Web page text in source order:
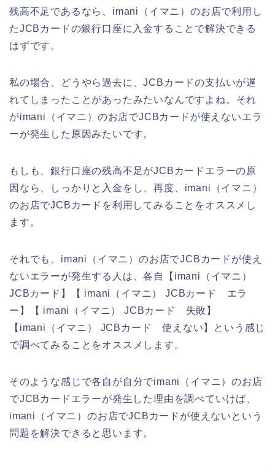
残高不足であるなら、imani（イマニ）のお店で利用し
たJCBカードの銀行口座に入金することで解決できる
はずです。
私の場合、どうやら過去に、JCBカードの支払いが遅
れてしまったことがあったみたいなんですよね。それ
がimani（イマニ）のお店でJCBカードが使えないエラ
ーが発生した原因みたいです。
もしも、銀行口座の残高不足がJCBカードエラーの原
因なら、しっかりと入金をし、再度、imani（イマニ）
のお店でJCBカードを利用してみることをオススメし
ます。
それでも、imani（イマニ）のお店でJCBカードが使え
ないエラーが発生する人は、各自【imani（イマニ）
JCBカード】【 imani（イマニ） JCBカード エラ
ー】【 imani（イマニ） JCBカード 失敗】
【imani（イマニ） JCBカード 使えない】という感じ
で調べてみることをオススメします。
そのような感じで各自が自分でimani（イマニ）のお店
でJCBカードエラーが発生した理由を調べていけば、
imani（イマニ）のお店でJCBカードが使えないという
問題を解決できると思います。